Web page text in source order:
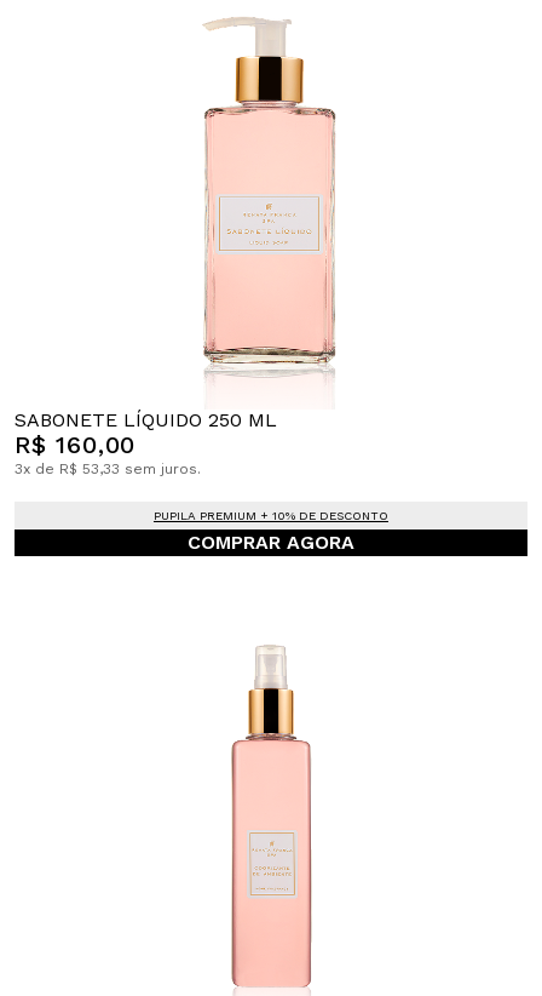
SABONETE LÍQUIDO 250 ML
R$ 160,00
3x de R$ 53,33 sem juros.
PUPILA PREMIUM + 10% DE DESCONTO
COMPRAR AGORA